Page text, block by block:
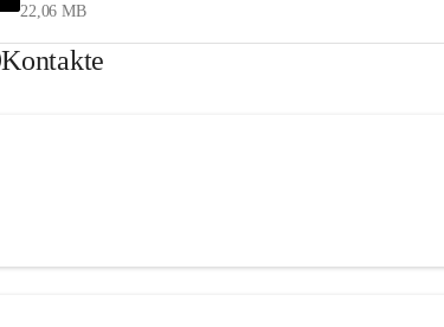
22,06 MB
Kontakte